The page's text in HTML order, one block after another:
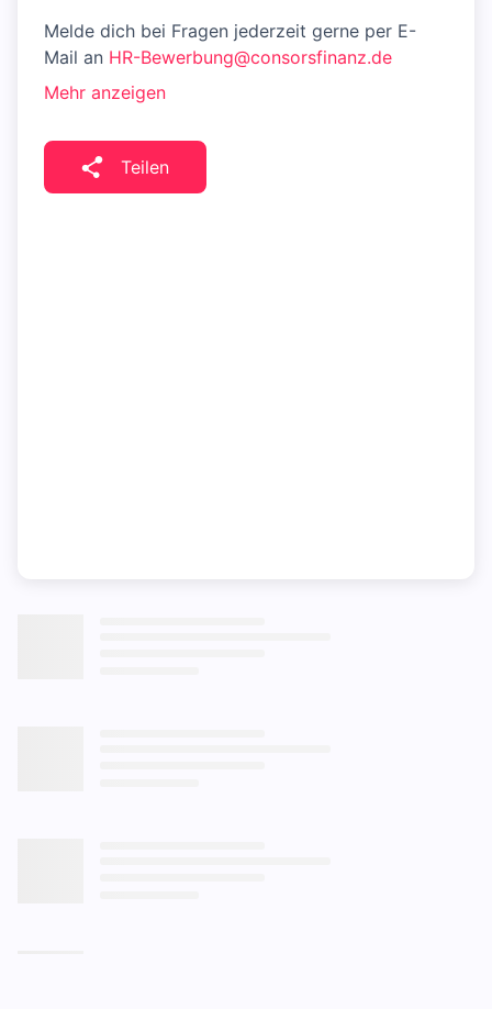
Melde dich bei Fragen jederzeit gerne per E-
Mail an HR-Bewerbung@consorsfinanz.de
Mehr anzeigen
Teilen